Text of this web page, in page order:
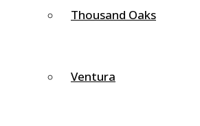
Thousand Oaks
Ventura